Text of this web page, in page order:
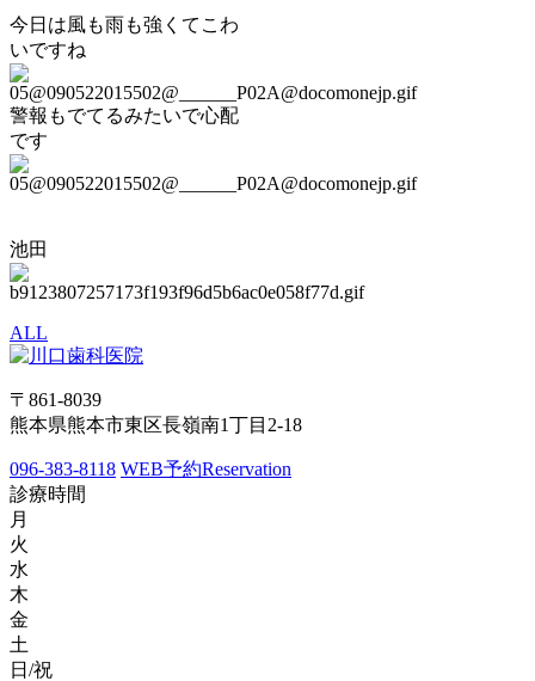
今日は風も雨も強くてこわ
いですね
警報もでてるみたいで心配
です
池田
ALL
〒861-8039
熊本県熊本市東区長嶺南1丁目2-18
096-383-8118 WEB予約Reservation
診療時間
月
火
水
木
金
土
日/祝